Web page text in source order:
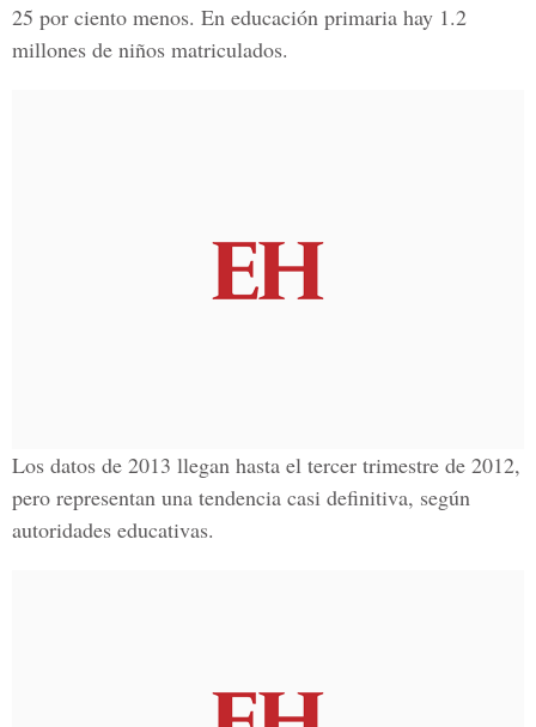
25 por ciento menos. En educación primaria hay 1.2
millones de niños matriculados.
Los datos de 2013 llegan hasta el tercer trimestre de 2012,
pero representan una tendencia casi definitiva, según
autoridades educativas.